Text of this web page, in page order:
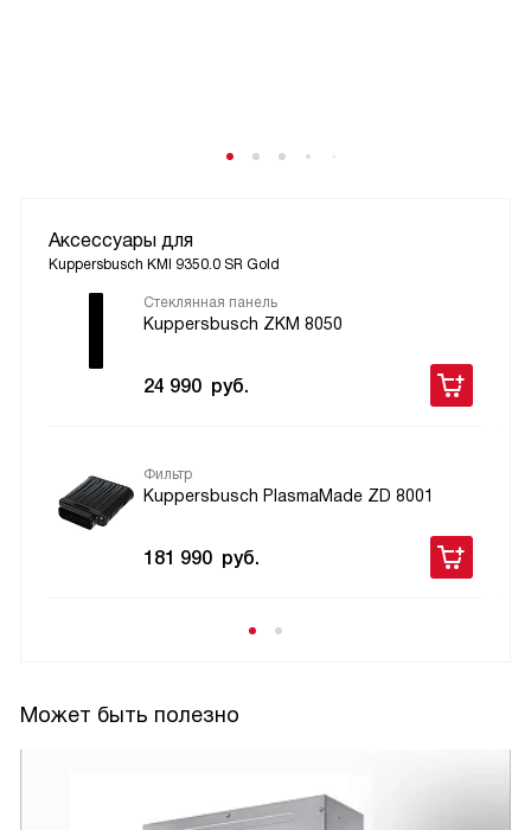
Аксессуары для
Kuppersbusch KMI 9350.0 SR Gold
Стеклянная панель
Kuppersbusch ZKM 8050
24 990 руб.
Фильтр
Kuppersbusch PlasmaMade ZD 8001
181 990 руб.
Может быть полезно